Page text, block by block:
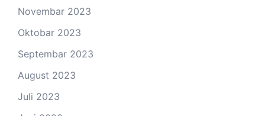
Novembar 2023
Oktobar 2023
Septembar 2023
August 2023
Juli 2023